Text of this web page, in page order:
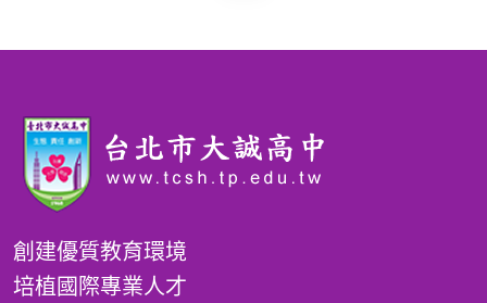
創建優質教育環境
培植國際專業人才